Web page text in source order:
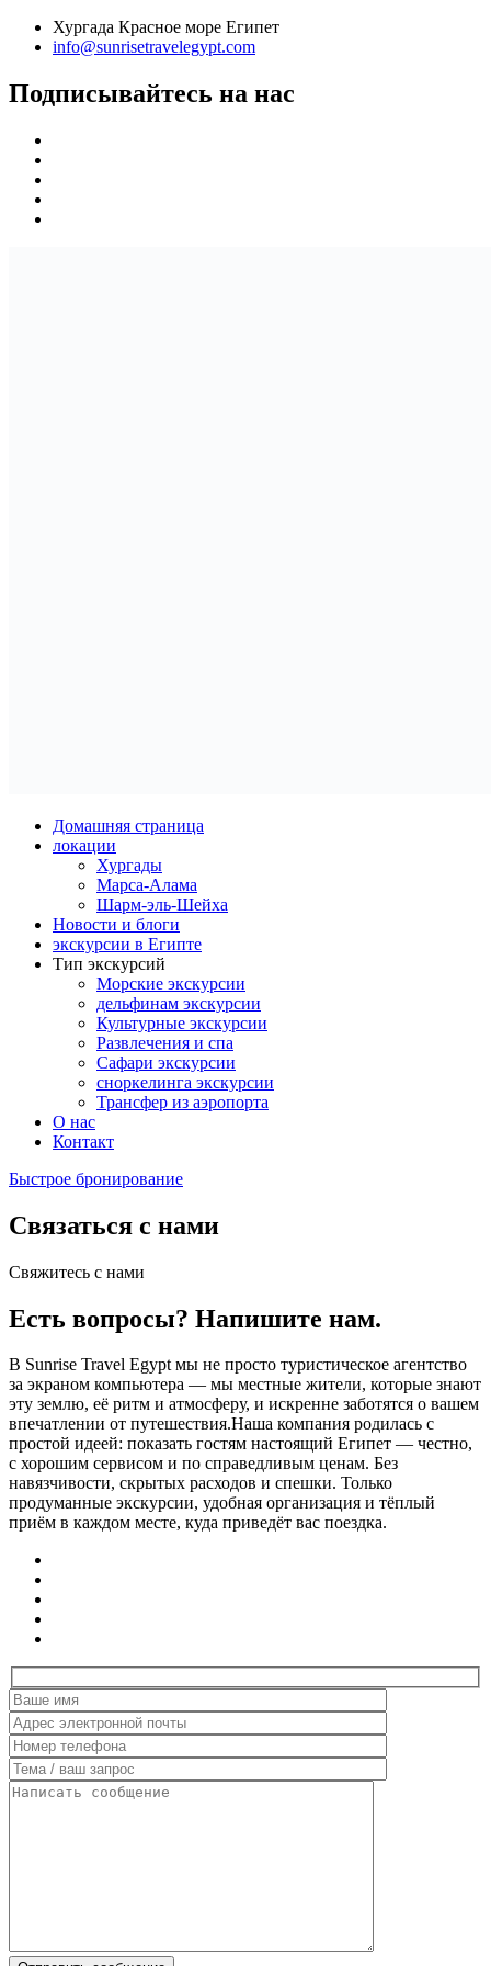
Хургада Красное море Египет
info@sunrisetravelegypt.com
Подписывайтесь на нас
Домашняя страница
локации
Хургады
Марса-Алама
Шарм-эль-Шейха
Новости и блоги
экскурсии в Египте
Тип экскурсий
Морские экскурсии
дельфинам экскурсии
Культурные экскурсии
Развлечения и спа
Сафари экскурсии
сноркелинга экскурсии
Трансфер из аэропорта
О нас
Контакт
Быстрое бронирование
Связаться с нами
Свяжитесь с нами
Есть вопросы? Напишите нам.
В Sunrise Travel Egypt мы не просто туристическое агентство
за экраном компьютера — мы местные жители, которые знают
эту землю, её ритм и атмосферу, и искренне заботятся о вашем
впечатлении от путешествия.Наша компания родилась с
простой идеей: показать гостям настоящий Египет — честно,
с хорошим сервисом и по справедливым ценам. Без
навязчивости, скрытых расходов и спешки. Только
продуманные экскурсии, удобная организация и тёплый
приём в каждом месте, куда приведёт вас поездка.